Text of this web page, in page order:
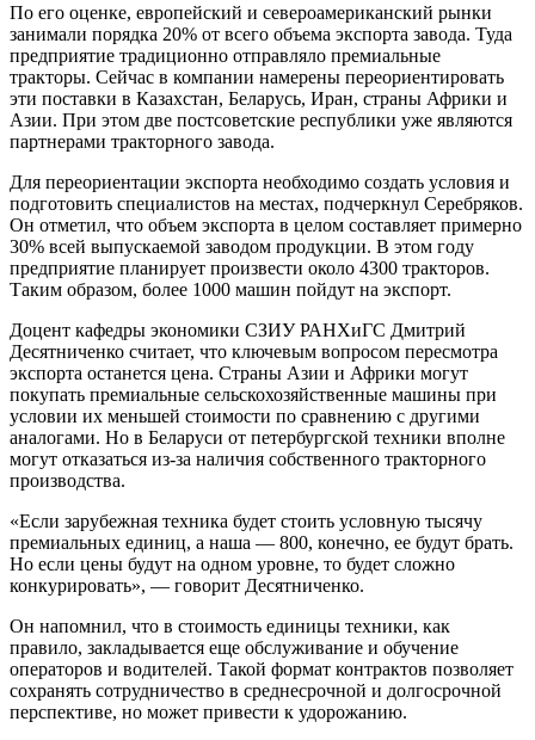
По его оценке, европейский и североамериканский рынки
занимали порядка 20% от всего объема экспорта завода. Туда
предприятие традиционно отправляло премиальные
тракторы. Сейчас в компании намерены переориентировать
эти поставки в Казахстан, Беларусь, Иран, страны Африки и
Азии. При этом две постсоветские республики уже являются
партнерами тракторного завода.
Для переориентации экспорта необходимо создать условия и
подготовить специалистов на местах, подчеркнул Серебряков.
Он отметил, что объем экспорта в целом составляет примерно
30% всей выпускаемой заводом продукции. В этом году
предприятие планирует произвести около 4300 тракторов.
Таким образом, более 1000 машин пойдут на экспорт.
Доцент кафедры экономики СЗИУ РАНХиГС Дмитрий
Десятниченко считает, что ключевым вопросом пересмотра
экспорта останется цена. Страны Азии и Африки могут
покупать премиальные сельскохозяйственные машины при
условии их меньшей стоимости по сравнению с другими
аналогами. Но в Беларуси от петербургской техники вполне
могут отказаться из-за наличия собственного тракторного
производства.
«Если зарубежная техника будет стоить условную тысячу
премиальных единиц, а наша — 800, конечно, ее будут брать.
Но если цены будут на одном уровне, то будет сложно
конкурировать», — говорит Десятниченко.
Он напомнил, что в стоимость единицы техники, как
правило, закладывается еще обслуживание и обучение
операторов и водителей. Такой формат контрактов позволяет
сохранять сотрудничество в среднесрочной и долгосрочной
перспективе, но может привести к удорожанию.